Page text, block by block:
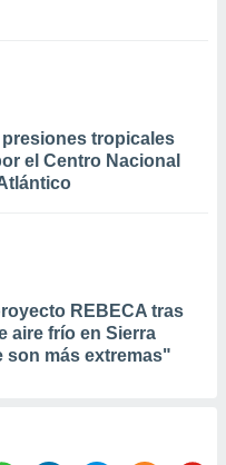
tropicales
el Centro Nacional
REBECA tras
aire frío en Sierra
son más extremas"